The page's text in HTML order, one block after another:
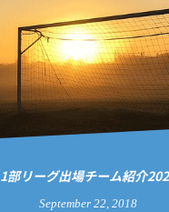
1部リーグ出場チーム紹介
September 22 2018